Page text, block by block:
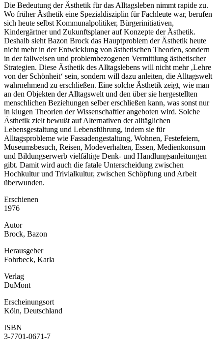
Die Bedeutung der Ästhetik für das Alltagsleben nimmt rapide zu.
Wo früher Ästhetik eine Spezialdisziplin für Fachleute war, berufen
sich heute selbst Kommunalpolitiker, Bürgerinitiativen,
Kindergärtner und Zukunftsplaner auf Konzepte der Ästhetik.
Deshalb sieht Bazon Brock das Hauptproblem der Ästhetik heute
nicht mehr in der Entwicklung von ästhetischen Theorien, sondern
in der fallweisen und problembezogenen Vermittlung ästhetischer
Strategien. Diese Ästhetik des Alltagslebens will nicht mehr ‚Lehre
von der Schönheit‘ sein, sondern will dazu anleiten, die Alltagswelt
wahrnehmend zu erschließen. Eine solche Ästhetik zeigt, wie man
an den Objekten der Alltagswelt und den über sie hergestellten
menschlichen Beziehungen selber erschließen kann, was sonst nur
in klugen Theorien der Wissenschaftler angeboten wird. Solche
Ästhetik zielt bewußt auf Alternativen der alltäglichen
Lebensgestaltung und Lebensführung, indem sie für
Alltagsprobleme wie Fassadengestaltung, Wohnen, Festefeiern,
Museumsbesuch, Reisen, Modeverhalten, Essen, Medienkonsum
und Bildungserwerb vielfältige Denk- und Handlungsanleitungen
gibt. Damit wird auch die fatale Unterscheidung zwischen
Hochkultur und Trivialkultur, zwischen Schöpfung und Arbeit
überwunden.
Erschienen
1976
Autor
Brock, Bazon
Herausgeber
Fohrbeck, Karla
Verlag
DuMont
Erscheinungsort
Köln, Deutschland
ISBN
3-7701-0671-7